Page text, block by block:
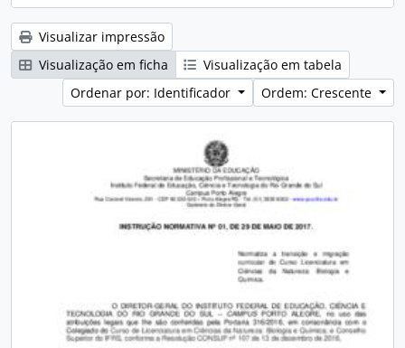
Visualizar impressão
Visualização em ficha
Visualização em tabela
Ordenar por: Identificador
Ordem: Crescente